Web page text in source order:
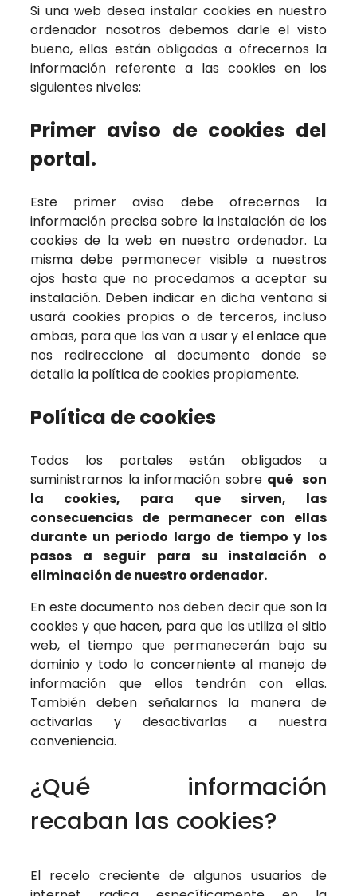
Si una web desea instalar cookies en nuestro
ordenador nosotros debemos darle el visto
bueno, ellas están obligadas a ofrecernos la
información referente a las cookies en los
siguientes niveles:
Primer aviso de cookies del
portal.
Este primer aviso debe ofrecernos la
información precisa sobre la instalación de los
cookies de la web en nuestro ordenador. La
misma debe permanecer visible a nuestros
ojos hasta que no procedamos a aceptar su
instalación. Deben indicar en dicha ventana si
usará cookies propias o de terceros, incluso
ambas, para que las van a usar y el enlace que
nos redireccione al documento donde se
detalla la política de cookies propiamente.
Política de cookies
Todos los portales están obligados a
suministrarnos la información sobre qué son
la cookies, para que sirven, las
consecuencias de permanecer con ellas
durante un periodo largo de tiempo y los
pasos a seguir para su instalación o
eliminación de nuestro ordenador.
En este documento nos deben decir que son la
cookies y que hacen, para que las utiliza el sitio
web, el tiempo que permanecerán bajo su
dominio y todo lo concerniente al manejo de
información que ellos tendrán con ellas.
También deben señalarnos la manera de
activarlas y desactivarlas a nuestra
conveniencia.
¿Qué información
recaban las cookies?
El recelo creciente de algunos usuarios de